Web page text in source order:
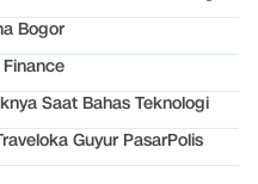
Bogor
Saat Bahas Teknologi
Guyur PasarPolis